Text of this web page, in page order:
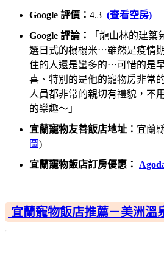
Google 評價： 4.3 (查看空房)
Google 評論：
「龍山林的建
選日式的榻榻米⋯雖然是疫情
住的人還是蠻多的⋯可惜的是
喜、特別的是他的寵物房非常
人員都非常的親切有禮貌，不
的樂趣～」
宜蘭寵物友善飯店地址： 宜蘭
圖)
宜蘭寵物飯店訂房優惠：
宜蘭寵物飯店推薦－美洲溫